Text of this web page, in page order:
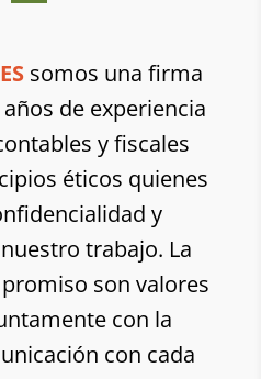
somos una firma
de experiencia
y fiscales
éticos quienes
y
trabajo. La
son valores
con la
con cada